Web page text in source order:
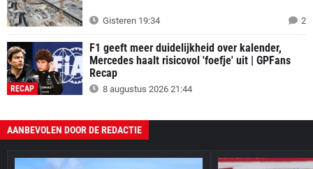
Gisteren 19:34 2
RECAP
F1 geeft meer duidelijkheid over kalender,
Mercedes haalt risicovol 'foefje' uit | GPFans
Recap
8 augustus 2026 21:44
AANBEVOLEN DOOR DE REDACTIE